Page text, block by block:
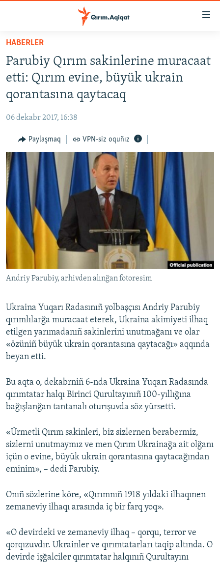
Esas
qaytmaq
Baş
navigatsiyağa
qaytmaq
Qıdıruvğa
HABERLER
İQTİSADİYAT
MEDENİYET
İNSAN AQLARI
VİDEO
SÜRET
BLOGLAR
FİKİR
Русский
Українською
QOŞULIÑIZ!
RFE/RS bütün saytları
HABERLER
Parubiy Qırım sakinlerine muracaat
etti: Qırım evine, büyük ukrain
qorantasına qaytacaq
06 dekabr 2017, 16:38
Paylaşmaq VPN-siz oquñız
Andriy Parubiy, arhivden alınğan fotoresim
Ukraina Yuqarı Radasınıñ yolbaşçısı Andriy Parubiy
qırımlılarğa muracaat eterek, Ukraina akimiyeti ilhaq
etilgen yarımadanıñ sakinlerini unutmağanı ve olar
«özüniñ büyük ukrain qorantasına qaytacağı» aqqında
beyan etti.
Bu aqta o, dekabrniñ 6-nda Ukraina Yuqarı Radasında
qırımtatar halqı Birinci Qurultayınıñ 100-yıllığına
bağışlanğan tantanalı oturışuvda söz yürsetti.
«Ürmetli Qırım sakinleri, biz sizlernen berabermiz,
sizlerni unutmaymız ve men Qırım Ukrainağa ait olğanı
içün o evine, büyük ukrain qorantasına qaytacağından
eminim», – dedi Parubiy.
Onıñ sözlerine köre, «Qırımnıñ 1918 yıldaki ilhaqınen
zemaneviy ilhaqı arasında iç bir farq yoq».
«O devirdeki ve zemaneviy ilhaq – qorqu, terror ve
qorqızuvdır. Ukrainler ve qırımtatarları taqip altında. O
devirde işğalciler qırımtatar halqınıñ Qurultayını